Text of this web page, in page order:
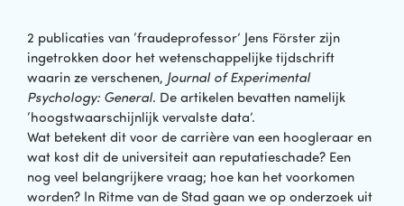
2 publicaties van ‘fraudeprofessor’ Jens Förster zijn
ingetrokken door het wetenschappelijke tijdschrift
waarin ze verschenen, Journal of Experimental
Psychology: General. De artikelen bevatten namelijk
‘hoogstwaarschijnlijk vervalste data’.
Wat betekent dit voor de carrière van een hoogleraar en
wat kost dit de universiteit aan reputatieschade? Een
nog veel belangrijkere vraag; hoe kan het voorkomen
worden? In Ritme van de Stad gaan we op onderzoek uit